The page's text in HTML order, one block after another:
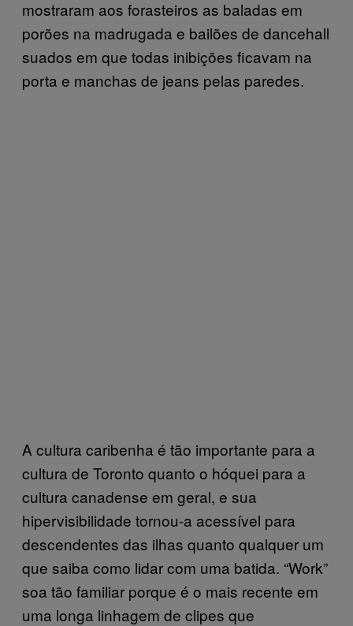
mostraram aos forasteiros as baladas em
porões na madrugada e bailões de dancehall
suados em que todas inibições ficavam na
porta e manchas de jeans pelas paredes.
A cultura caribenha é tão importante para a
cultura de Toronto quanto o hóquei para a
cultura canadense em geral, e sua
hipervisibilidade tornou-a acessível para
descendentes das ilhas quanto qualquer um
que saiba como lidar com uma batida. “Work”
soa tão familiar porque é o mais recente em
uma longa linhagem de clipes que